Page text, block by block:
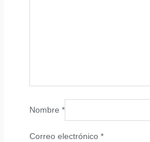
Nombre*
Correo electrónico*